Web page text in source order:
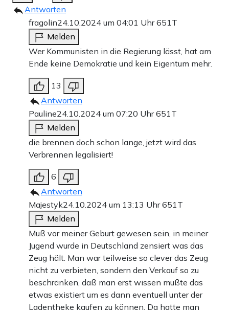
Antworten
fragolin24.10.2024 um 04:01 Uhr651T
Melden
Wer Kommunisten in die Regierung lässt, hat am
Ende keine Demokratie und kein Eigentum mehr.
13
Antworten
Pauline24.10.2024 um 07:20 Uhr651T
Melden
die brennen doch schon lange, jetzt wird das
Verbrennen legalisiert!
6
Antworten
Majestyk24.10.2024 um 13:13 Uhr651T
Melden
Muß vor meiner Geburt gewesen sein, in meiner
Jugend wurde in Deutschland zensiert was das
Zeug hält. Man war teilweise so clever das Zeug
nicht zu verbieten, sondern den Verkauf so zu
beschränken, daß man erst wissen mußte das
etwas existiert um es dann eventuell unter der
Ladentheke kaufen zu können. Da hatte man